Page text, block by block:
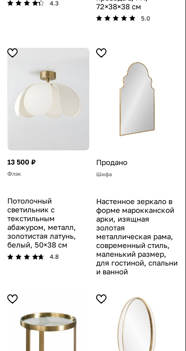
4.3
72×38×38 см
5.0
13 500 ₽
Флэк
Потолочный
светильник с
текстильным
абажуром, металл,
золотистая латунь,
белый, 50×38 см
4.8
Продано
Шифа
Настенное зеркало в
форме марокканской
арки, изящная
золотая
металлическая рама,
современный стиль,
маленький размер,
для гостиной, спальни
и ванной